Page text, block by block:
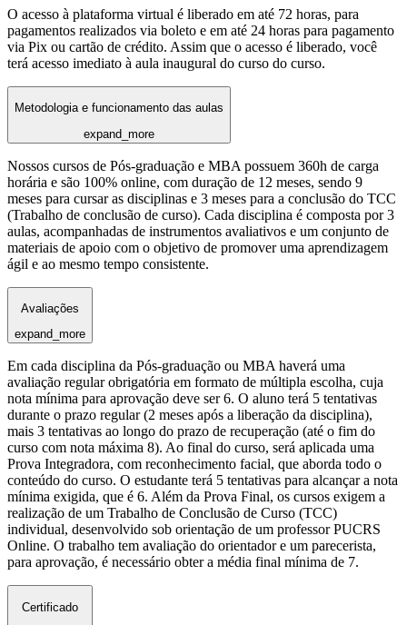
O acesso à plataforma virtual é liberado em até 72 horas, para
pagamentos realizados via boleto e em até 24 horas para pagamento
via Pix ou cartão de crédito. Assim que o acesso é liberado, você
terá acesso imediato à aula inaugural do curso do curso.
Metodologia e funcionamento das aulas
expand_more
Nossos cursos de Pós-graduação e MBA possuem 360h de carga
horária e são 100% online, com duração de 12 meses, sendo 9
meses para cursar as disciplinas e 3 meses para a conclusão do TCC
(Trabalho de conclusão de curso). Cada disciplina é composta por 3
aulas, acompanhadas de instrumentos avaliativos e um conjunto de
materiais de apoio com o objetivo de promover uma aprendizagem
ágil e ao mesmo tempo consistente.
Avaliações
expand_more
Em cada disciplina da Pós-graduação ou MBA haverá uma
avaliação regular obrigatória em formato de múltipla escolha, cuja
nota mínima para aprovação deve ser 6. O aluno terá 5 tentativas
durante o prazo regular (2 meses após a liberação da disciplina),
mais 3 tentativas ao longo do prazo de recuperação (até o fim do
curso com nota máxima 8). Ao final do curso, será aplicada uma
Prova Integradora, com reconhecimento facial, que aborda todo o
conteúdo do curso. O estudante terá 5 tentativas para alcançar a nota
mínima exigida, que é 6. Além da Prova Final, os cursos exigem a
realização de um Trabalho de Conclusão de Curso (TCC)
individual, desenvolvido sob orientação de um professor PUCRS
Online. O trabalho tem avaliação do orientador e um parecerista,
para aprovação, é necessário obter a média final mínima de 7.
Certificado